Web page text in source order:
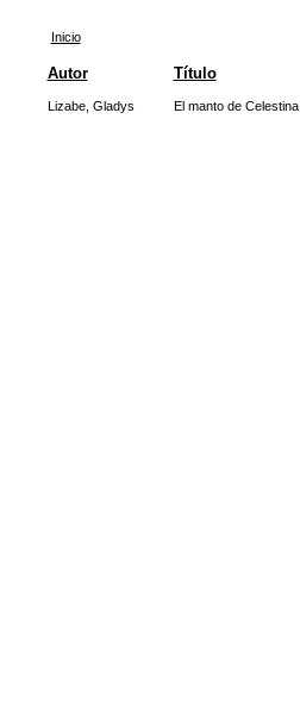
Inicio
Autor Título
Lizabe, Gladys El manto de Celestina